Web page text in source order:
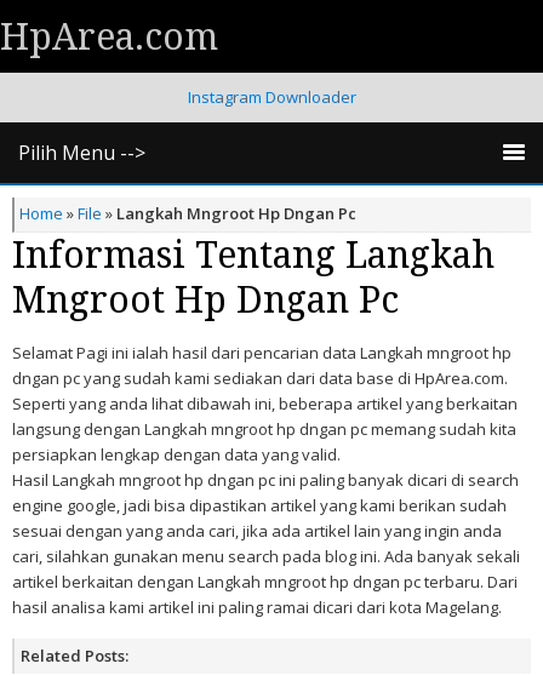
HpArea.com
Instagram Downloader
Pilih Menu -->
Home »File » Langkah Mngroot Hp Dngan Pc
Informasi Tentang Langkah
Mngroot Hp Dngan Pc
Selamat Pagi ini ialah hasil dari pencarian data Langkah mngroot hp
dngan pc yang sudah kami sediakan dari data base di HpArea.com.
Seperti yang anda lihat dibawah ini, beberapa artikel yang berkaitan
langsung dengan Langkah mngroot hp dngan pc memang sudah kita
persiapkan lengkap dengan data yang valid.
Hasil Langkah mngroot hp dngan pc ini paling banyak dicari di search
engine google, jadi bisa dipastikan artikel yang kami berikan sudah
sesuai dengan yang anda cari, jika ada artikel lain yang ingin anda
cari, silahkan gunakan menu search pada blog ini. Ada banyak sekali
artikel berkaitan dengan Langkah mngroot hp dngan pc terbaru. Dari
hasil analisa kami artikel ini paling ramai dicari dari kota Magelang.
Related Posts: